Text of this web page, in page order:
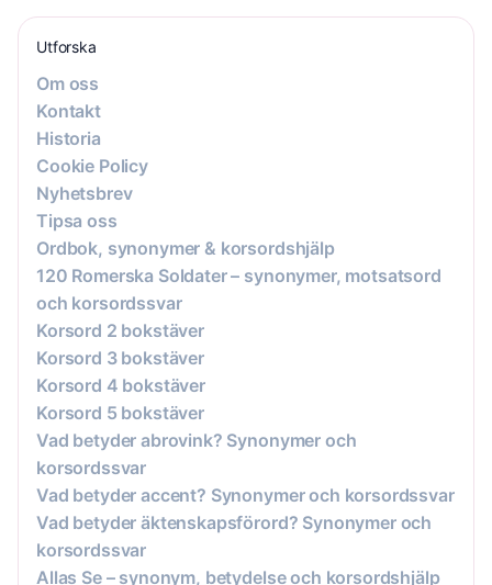
Utforska
Om oss
Kontakt
Historia
Cookie Policy
Nyhetsbrev
Tipsa oss
Ordbok, synonymer & korsordshjälp
120 Romerska Soldater – synonymer, motsatsord
och korsordssvar
Korsord 2 bokstäver
Korsord 3 bokstäver
Korsord 4 bokstäver
Korsord 5 bokstäver
Vad betyder abrovink? Synonymer och
korsordssvar
Vad betyder accent? Synonymer och korsordssvar
Vad betyder äktenskapsförord? Synonymer och
korsordssvar
Allas Se – synonym, betydelse och korsordshjälp